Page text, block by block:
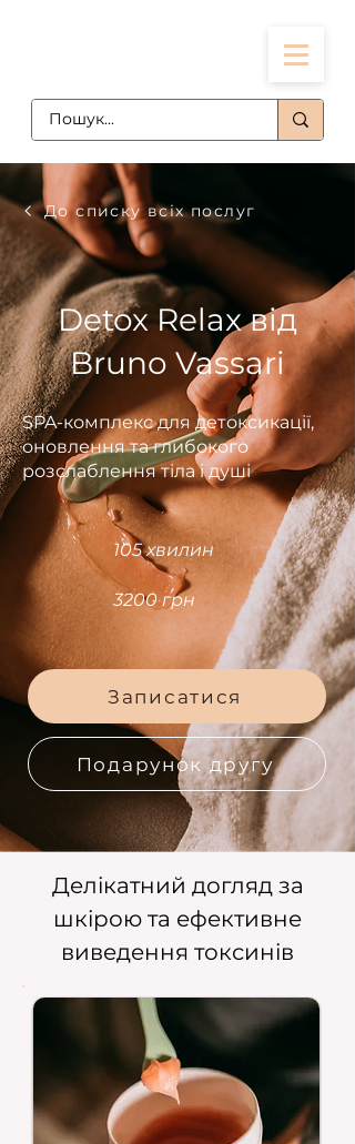
До списку всіх послуг
Detox Relax від
Bruno Vassari
SPA-комплекс для детоксикації,
оновлення та глибокого
розслаблення тіла і душі
105 хвилин
3200 грн
Записатися
Подарунок другу
Делікатний догляд за
шкірою та ефективне
виведення токсинів